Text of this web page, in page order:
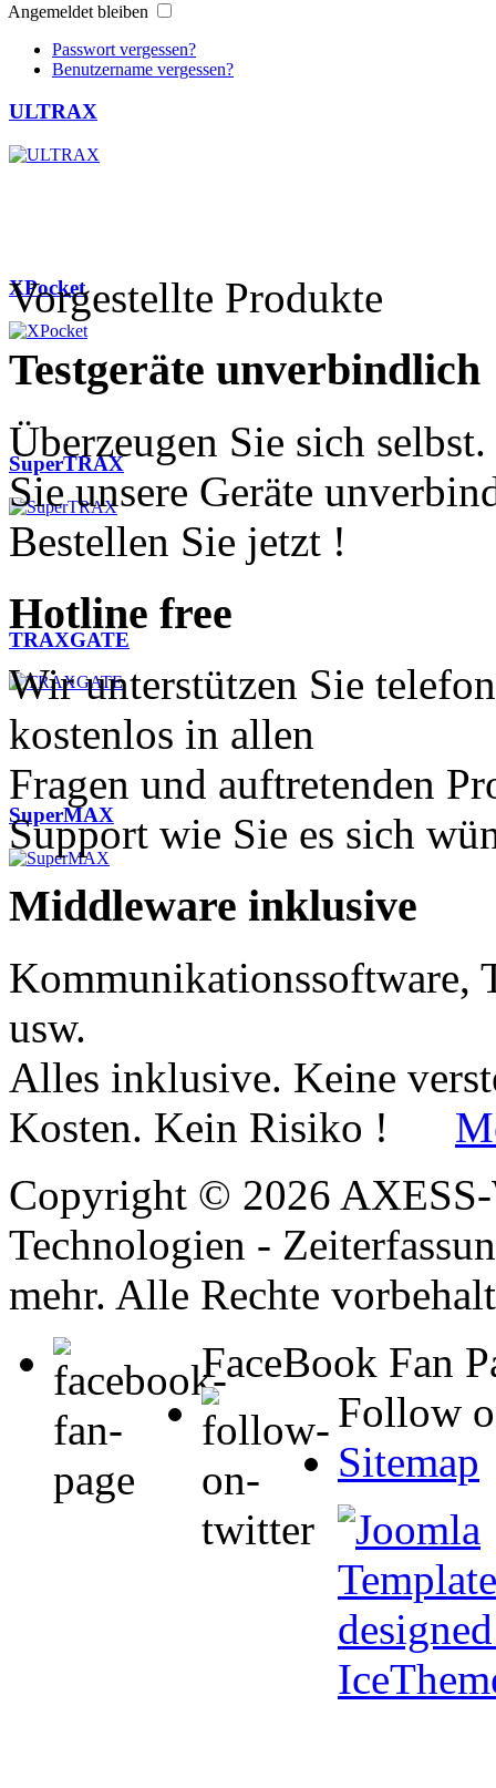
Angemeldet bleiben
Passwort vergessen?
Benutzername vergessen?
ULTRAX
XPocket
SuperTRAX
TRAXGATE
SuperMAX
Vorgestellte Produkte
Testgeräte unverbindlich
Überzeugen Sie sich selbst.
Sie unsere Geräte
Bestellen Sie jetzt !
Hotline free
Wir unterstützen Sie
kostenlos in allen
Fragen und auftretenden
Support wie Sie es sich
Middleware inklusive
Kommunikationssoftware,
usw.
Alles inklusive. Keine
Kosten. Kein Risiko !
Copyright © 2026
Technologien -
mehr. Alle Rechte
FaceBook Fan
Follow
Sitemap